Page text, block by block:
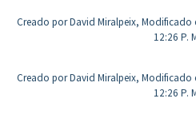
Creado por David Miralpeix, Modificado
12:26 P.
Creado por David Miralpeix, Modificado
12:26 P.